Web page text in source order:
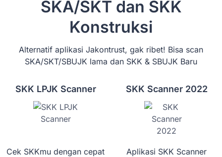
SKA/SKT dan SKK
Konstruksi
Alternatif aplikasi Jakontrust, gak ribet! Bisa scan
SKA/SKT/SBUJK lama dan SKK & SBUJK Baru
SKK LPJK Scanner
Cek SKKmu dengan cepat
SKK Scanner 2022
Aplikasi SKK Scanner